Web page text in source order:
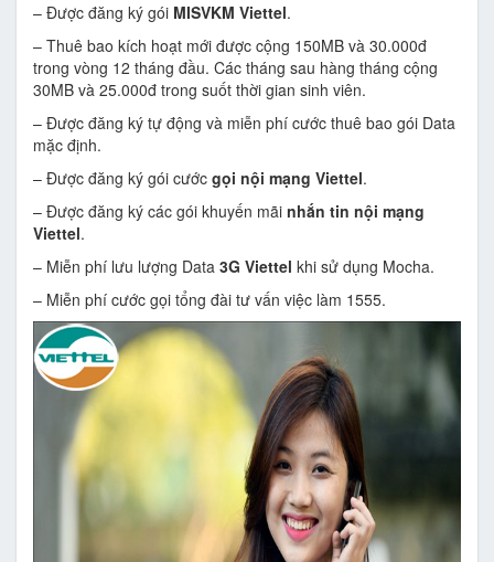
– Được đăng ký gói MISVKM Viettel.
– Thuê bao kích hoạt mới được cộng 150MB và 30.000đ
trong vòng 12 tháng đầu. Các tháng sau hàng tháng cộng
30MB và 25.000đ trong suốt thời gian sinh viên.
– Được đăng ký tự động và miễn phí cước thuê bao gói Data
mặc định.
– Được đăng ký gói cước gọi nội mạng Viettel.
– Được đăng ký các gói khuyến mãi nhắn tin nội mạng
Viettel.
– Miễn phí lưu lượng Data 3G Viettel khi sử dụng Mocha.
– Miễn phí cước gọi tổng đài tư vấn việc làm 1555.